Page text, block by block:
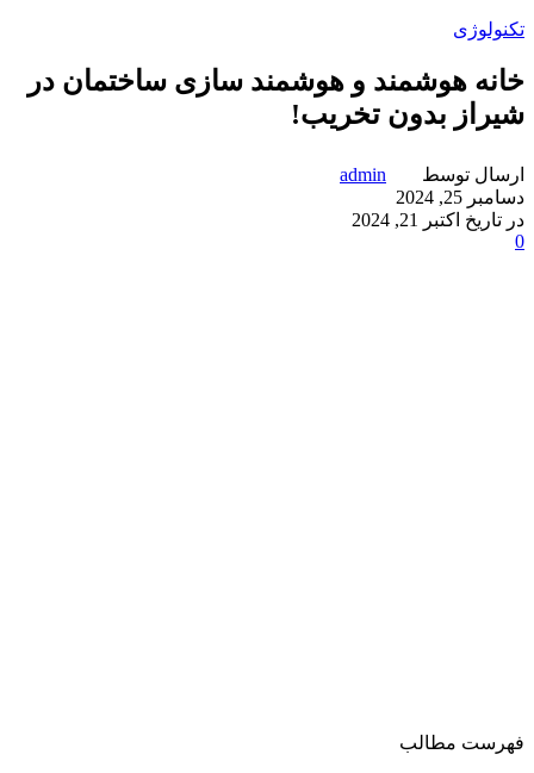
تکنولوژی
خانه هوشمند و هوشمند سازی ساختمان در
شیراز بدون تخریب!
ارسال توسط
admin
دسامبر 25, 2024
در تاریخ اکتبر 21, 2024
0
فهرست مطالب